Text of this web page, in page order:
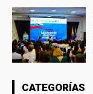
CATEGORÍAS